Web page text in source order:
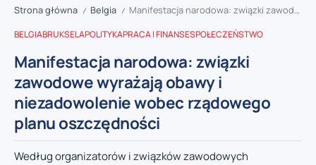
Strona główna / Belgia / Manifestacja narodowa: związki zawodowe wyrażają obawy i niezadowolenie wobec rządowego planu oszczędności
BELGIABRUKSELAPOLITYKAPRACA I FINANSESPOŁECZEŃSTWO
Manifestacja narodowa: związki
zawodowe wyrażają obawy i
niezadowolenie wobec rządowego
planu oszczędności
Według organizatorów i związków zawodowych